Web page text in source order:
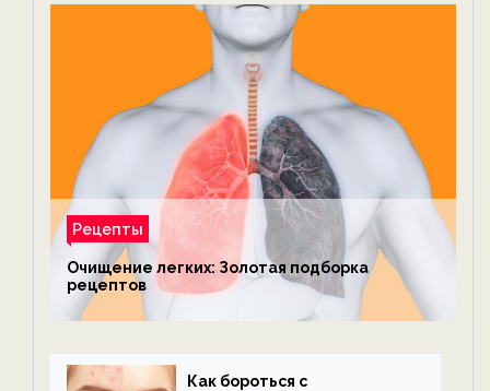
Рецепты
Очищение легких: Золотая подборка
рецептов
Как бороться с